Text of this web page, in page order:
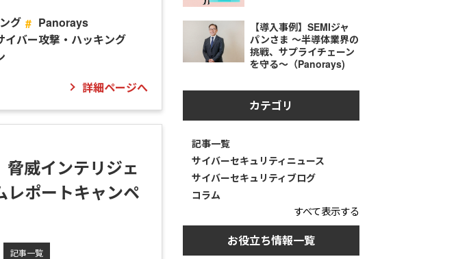
グ
Panorays
イバー攻撃・ハッキング
詳細ページへ
脅威インテリジェ
レポートキャンペ
記事一覧
【導入事例】SEMIジャ
パンさま ～半導体業界の
挑戦、サプライチェーン
を守る～（Panorays)
カテゴリ
記事一覧
サイバーセキュリティニュース
サイバーセキュリティブログ
コラム
すべて表示する
お役立ち情報一覧